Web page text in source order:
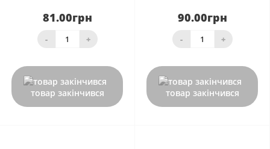
81.00грн
- +
товар закінчився
90.00грн
- +
товар закінчився